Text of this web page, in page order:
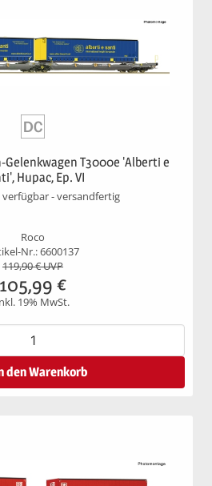
T3000e 'Alberti e
Hupac, Ep. VI
verfügbar - versandfertig
Roco
Nr.: 6600137
119,90€ UVP
105,99 €
19% MwSt.
den Warenkorb